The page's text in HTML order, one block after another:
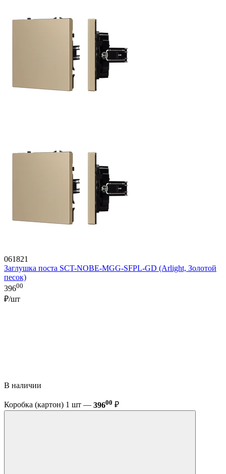
061821
Заглушка поста SCT-NOBE-MGG-SFPL-GD (Arlight, Золотой
песок)
39600
₽/шт
В наличии
Коробка (картон) 1 шт — 39600 ₽